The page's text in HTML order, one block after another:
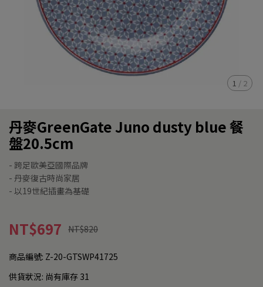
1 / 2
丹麥GreenGate Juno dusty blue 餐
盤20.5cm
- 跨足歐美亞國際品牌
- 丹麥復古時尚家居
- 以19世紀插畫為基礎
NT$697 NT$820
商品編號: Z-20-GTSWP41725
供貨狀況: 尚有庫存 31